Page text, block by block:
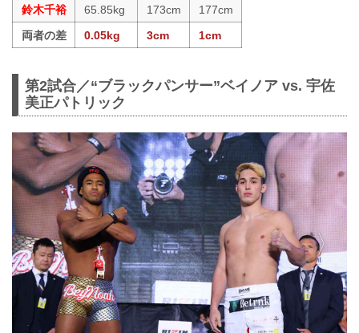
鈴木千裕
65.85kg 173cm
177cm
両者の差
0.05kg 3cm 1cm
第2試合／“ブラックパンサー”ベイノア vs. 宇佐
美正パトリック